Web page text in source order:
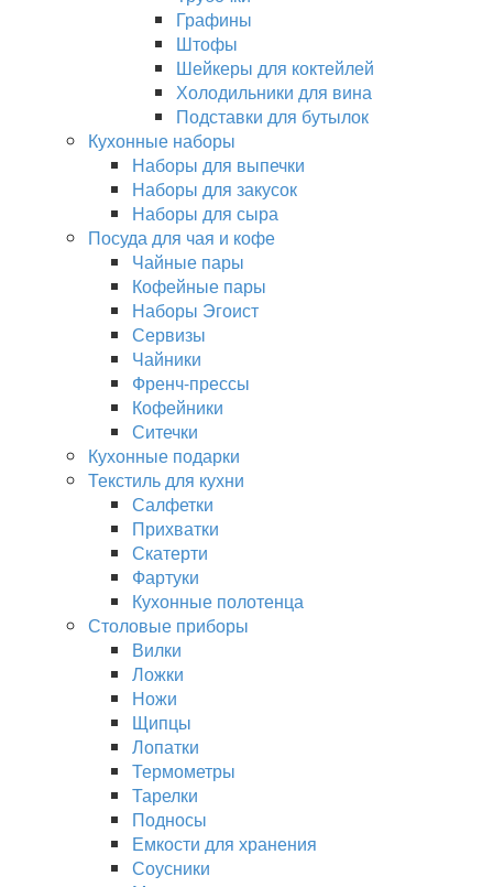
Графины
Штофы
Шейкеры для коктейлей
Холодильники для вина
Подставки для бутылок
Кухонные наборы
Наборы для выпечки
Наборы для закусок
Наборы для сыра
Посуда для чая и кофе
Чайные пары
Кофейные пары
Наборы Эгоист
Сервизы
Чайники
Френч-прессы
Кофейники
Ситечки
Кухонные подарки
Текстиль для кухни
Салфетки
Прихватки
Скатерти
Фартуки
Кухонные полотенца
Столовые приборы
Вилки
Ложки
Ножи
Щипцы
Лопатки
Термометры
Тарелки
Подносы
Емкости для хранения
Соусники